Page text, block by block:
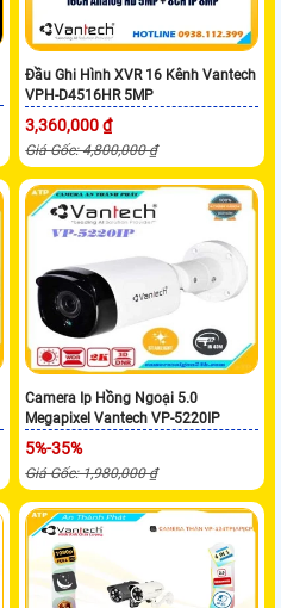
Đầu Ghi Hình XVR 16 Kênh Vantech
VPH-D4516HR 5MP
3,360,000 ₫
Giá Gốc: 4,800,000 ₫
Camera Ip Hồng Ngoại 5.0
Megapixel Vantech VP-5220IP
5%-35%
Giá Gốc: 1,980,000 ₫